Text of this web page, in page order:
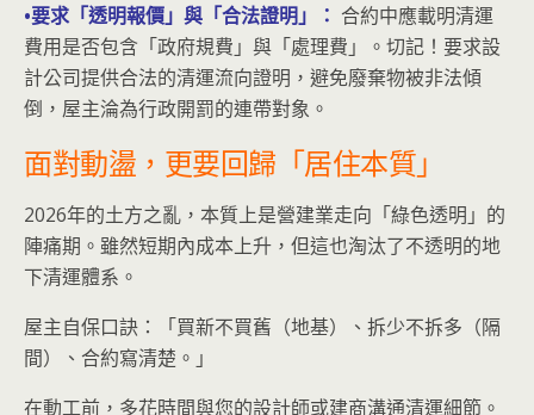
•要求「透明報價」與「合法證明」： 合約中應載明清運
費用是否包含「政府規費」與「處理費」。切記！要求設
計公司提供合法的清運流向證明，避免廢棄物被非法傾
倒，屋主淪為行政開罰的連帶對象。
面對動盪，更要回歸「居住本質」
2026年的土方之亂，本質上是營建業走向「綠色透明」的
陣痛期。雖然短期內成本上升，但這也淘汰了不透明的地
下清運體系。
屋主自保口訣：「買新不買舊（地基）、拆少不拆多（隔
間）、合約寫清楚。」
在動工前，多花時間與您的設計師或建商溝通清運細節。